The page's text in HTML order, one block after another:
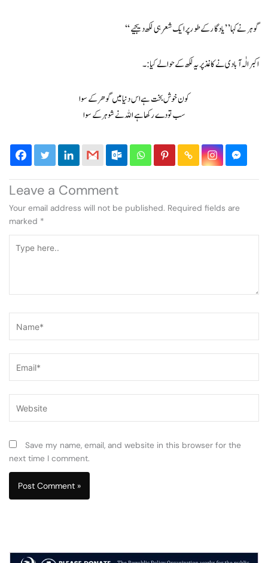
‘‘گوہر نے کہا’’ یادگار کے طور پر ایک شعر ہی لکھ دیجیے
اکبر الٰہ آبادی نے کاغذ پر یہ لکھ کے حوالے کیا:۔
کون خوش بخت ہے اس دنیا میں گوھر کے سوا
سب تو دے رکھا ہے اللہ نے شوہر کے سوا
Leave a Comment
Your email address will not be published. Required fields are
marked *
here..
Save my name, email, and website in this browser for the
next time I comment.